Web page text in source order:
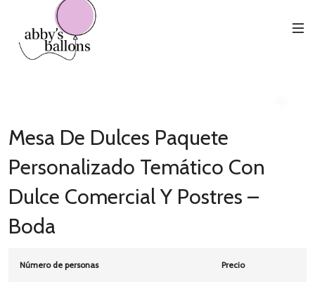
Inicio Bodas
Temático con Dulce Comercial y Postres – Boda
Mesa De Dulces Paquete
Personalizado Temático Con
Dulce Comercial Y Postres –
Boda
Número de personas Precio